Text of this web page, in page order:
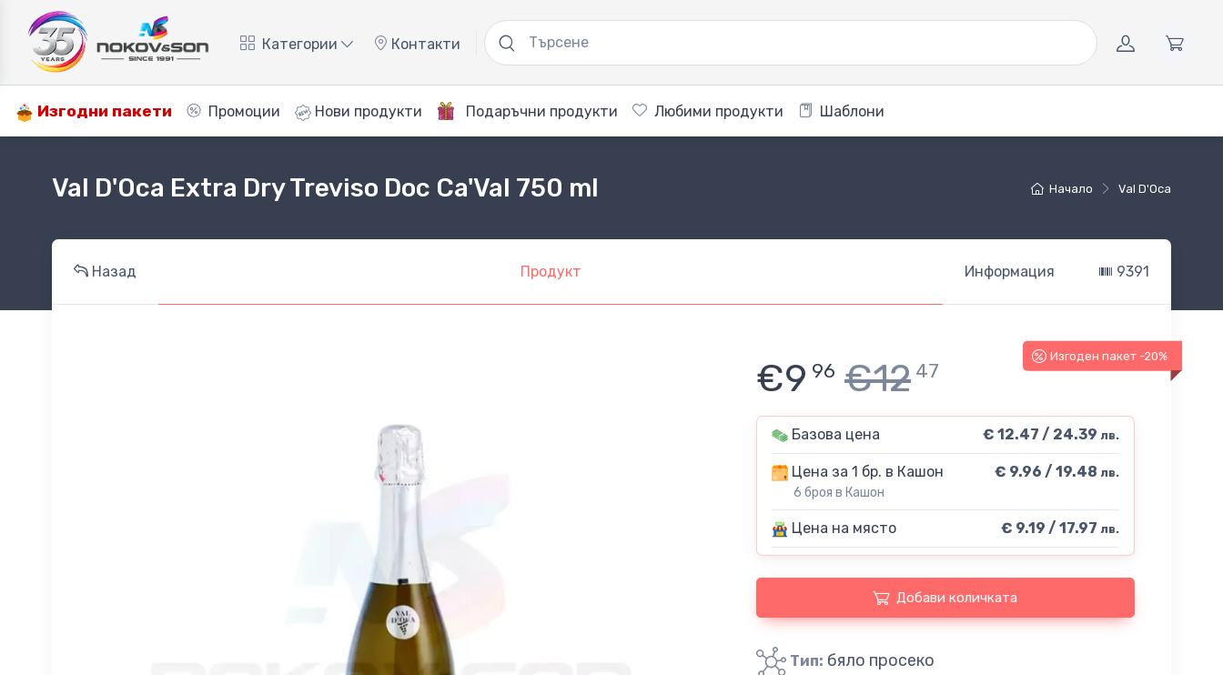
Категории Контакти
Изгодни пакети Промоции Нови продукти Подаръчни продукти Любими продукти Шаблони
Начало Val D'Oca
Val D'Oca Extra Dry Treviso Doc Ca'Val 750 ml
Назад Продукт Информация 9391
Изгоден пакет -20%
€9 96 €12 47
Базова цена € 12.47 / 24.39 лв.
Цена за 1 бр. в Кашон
6 броя в Кашон
€ 9.96 / 19.48 лв.
Цена на място € 9.19 / 17.97 лв.
Добави количката
Тип: бяло просеко